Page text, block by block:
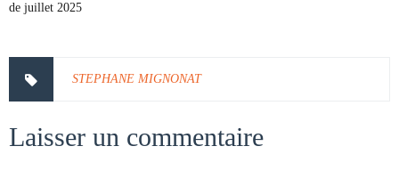
de juillet 2025
STEPHANE MIGNONAT
Laisser un commentaire